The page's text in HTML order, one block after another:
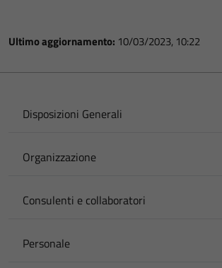
Ultimo aggiornamento: 10/03/2023, 10:22
Disposizioni Generali
Organizzazione
Consulenti e collaboratori
Personale